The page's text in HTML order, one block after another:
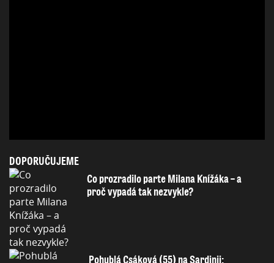
DOPORUČUJEME
Co prozradilo parte Milana Knížáka – a
proč vypadá tak nezvykle?
Pohublá Csáková (55) na Sardinii: